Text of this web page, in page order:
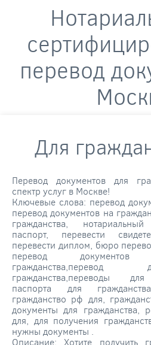
перевод
Для
Перевод документов для
спектр услуг в Москве!
Ключевые слова: перевод
перевод документов на
гражданства,
паспорт, перевести
перевести диплом, бюро
перевод
гражданства,переводы для
паспорта для
гражданство рф для,
документы для гражданства,
для, для получения
нужны документы .
Описание: Хотите получить